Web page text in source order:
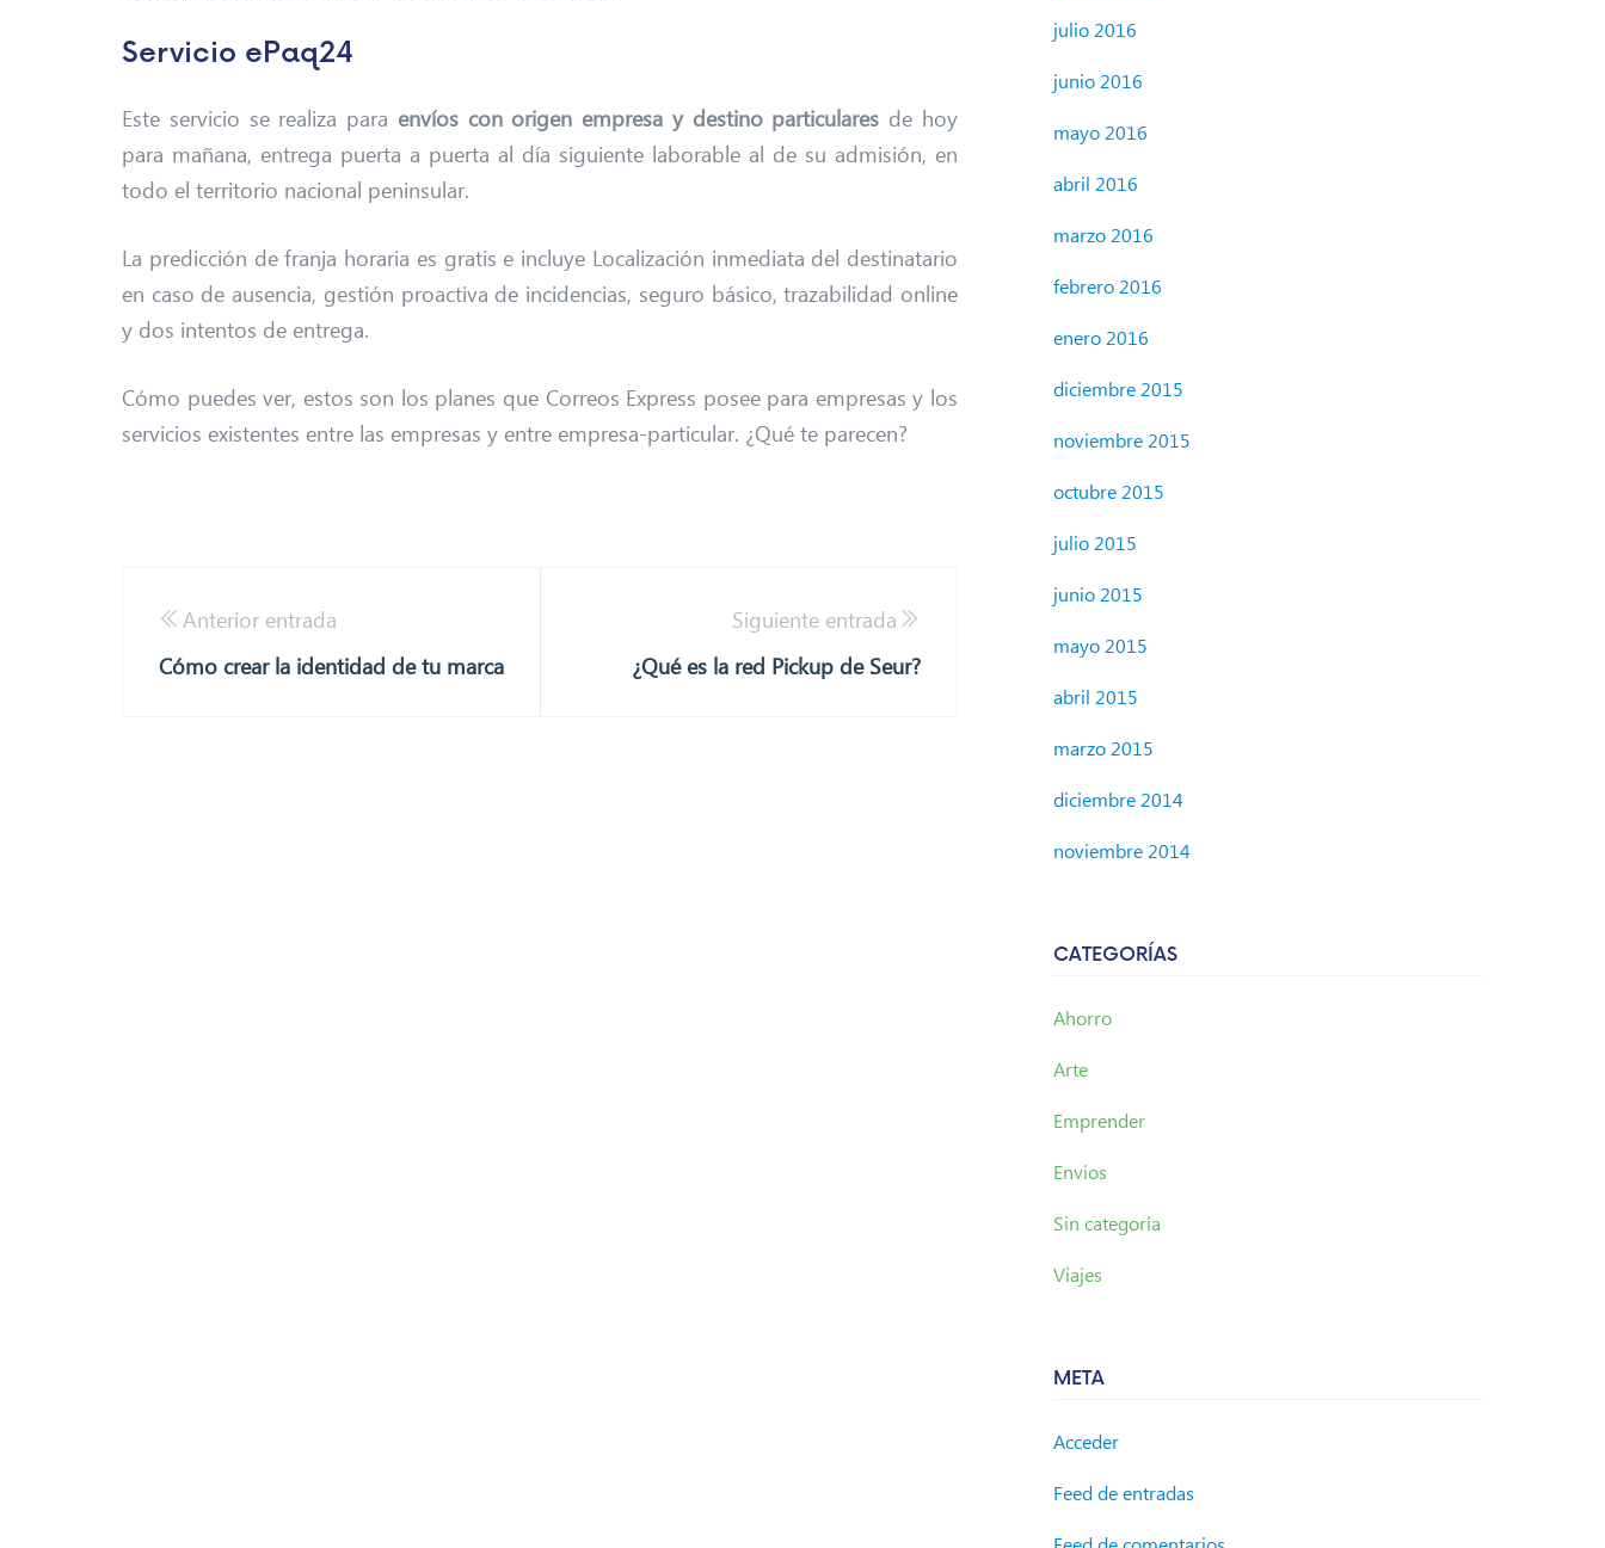
Servicio ePaq24
Este servicio se realiza para envíos con origen empresa y destino particulares de hoy
para mañana, entrega puerta a puerta al día siguiente laborable al de su admisión, en
todo el territorio nacional peninsular.
La predicción de franja horaria es gratis e incluye Localización inmediata del destinatario
en caso de ausencia, gestión proactiva de incidencias, seguro básico, trazabilidad online
y dos intentos de entrega.
Cómo puedes ver, estos son los planes que Correos Express posee para empresas y los
servicios existentes entre las empresas y entre empresa-particular. ¿Qué te parecen?
Anterior entrada
Cómo crear la identidad de tu marca
Siguiente entrada
¿Qué es la red Pickup de Seur?
julio 2016
junio 2016
mayo 2016
abril 2016
marzo 2016
febrero 2016
enero 2016
diciembre 2015
noviembre 2015
octubre 2015
julio 2015
junio 2015
mayo 2015
abril 2015
marzo 2015
diciembre 2014
noviembre 2014
CATEGORÍAS
Ahorro
Arte
Emprender
Envios
Sin categoría
Viajes
META
Acceder
Feed de entradas